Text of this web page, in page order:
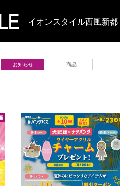
イオンスタイル西風新都
お知らせ 商品